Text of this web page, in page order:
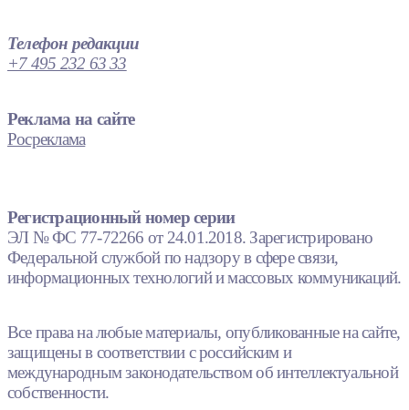
Телефон редакции
+7 495 232 63 33
Реклама на сайте
Росреклама
Регистрационный номер серии
ЭЛ № ФС 77-72266 от 24.01.2018. Зарегистрировано
Федеральной службой по надзору в сфере связи,
информационных технологий и массовых коммуникаций.
Все права на любые материалы, опубликованные на сайте,
защищены в соответствии с российским и
международным законодательством об интеллектуальной
собственности.